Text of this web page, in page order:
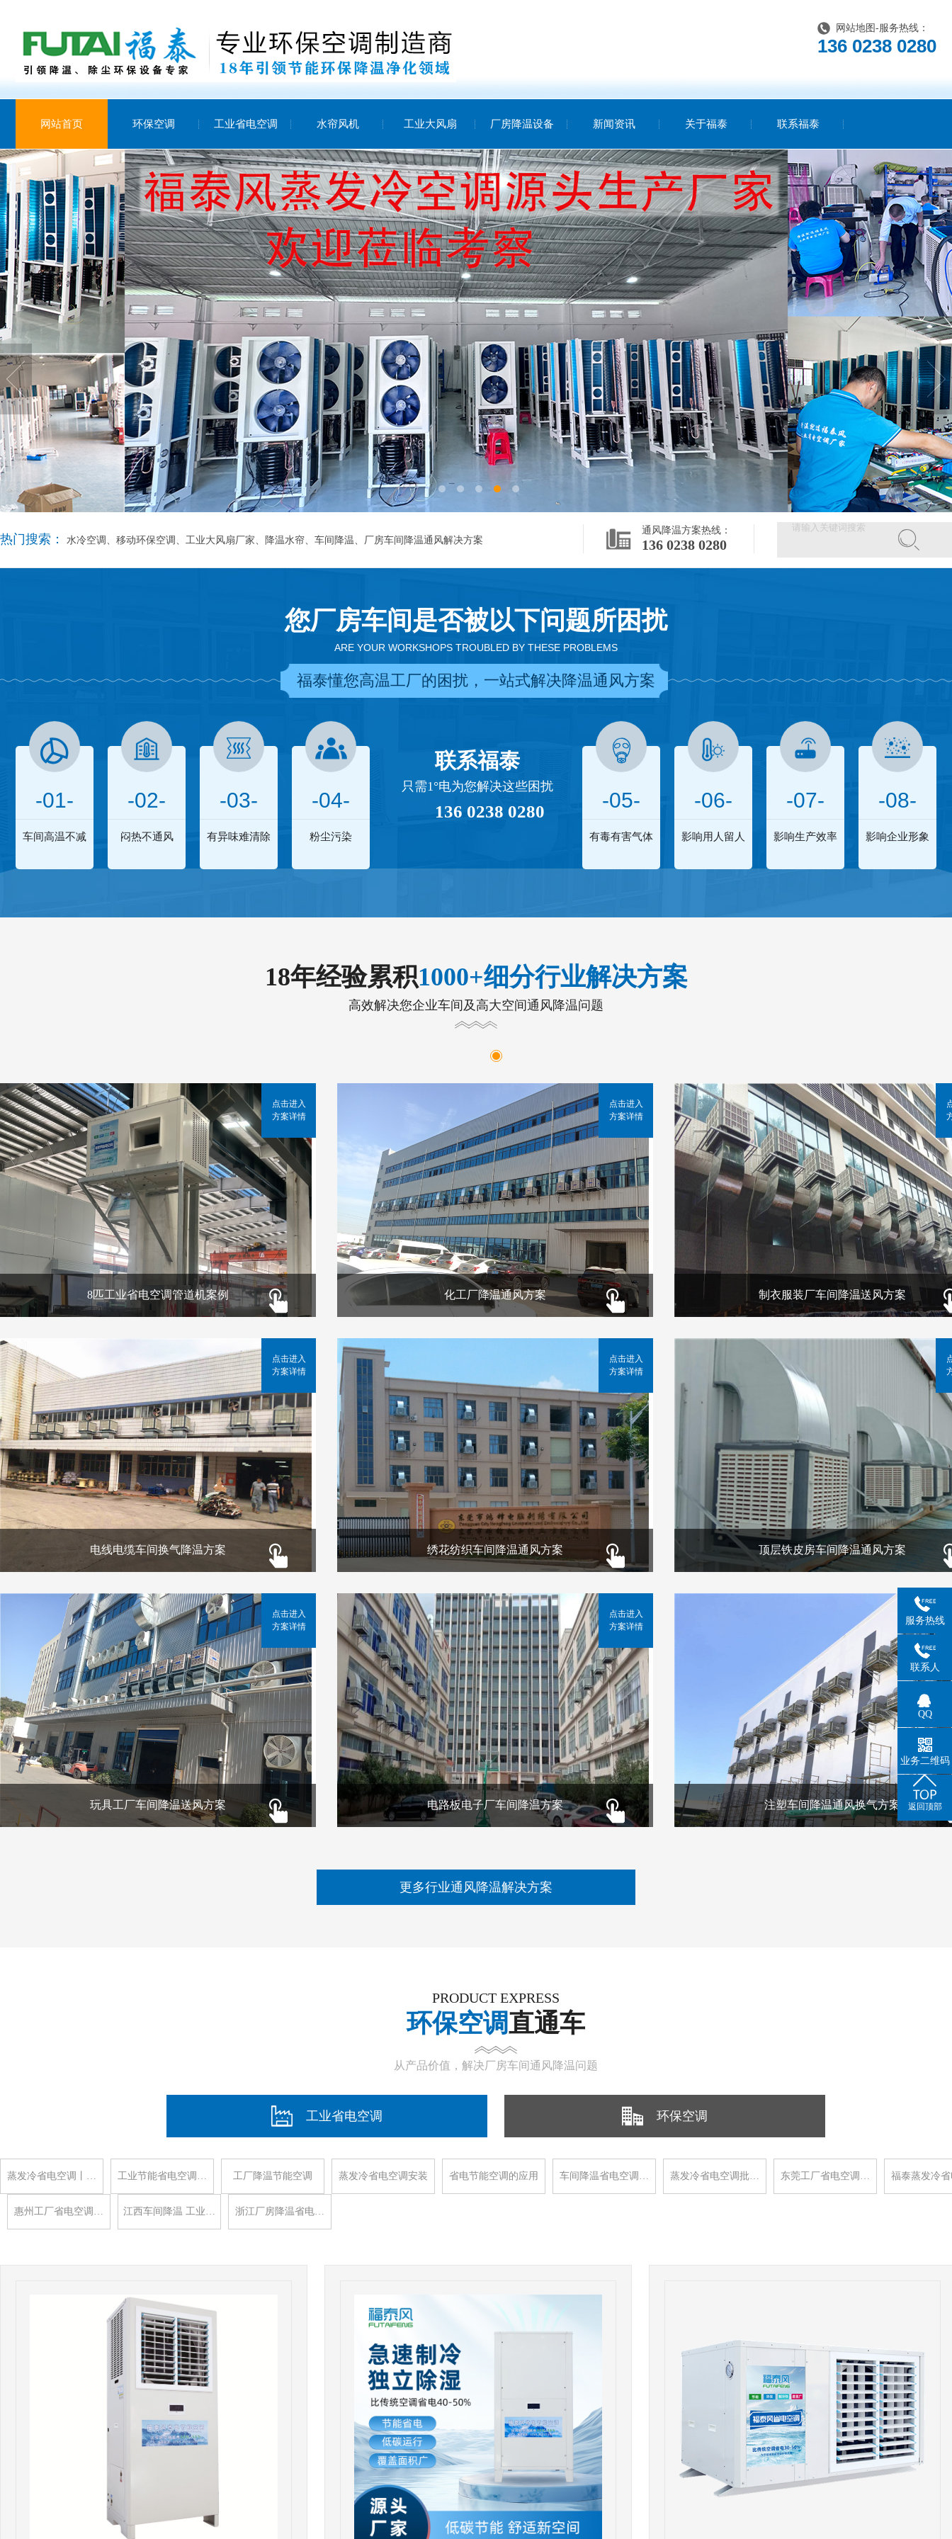
网站地图 -服务热线：
136 0238 0280
网站首页 环保空调 工业省电空调 水帘风机 工业大风扇 厂房降温设备 新闻资讯 关于福泰 联系福泰
热门搜索： 水冷空调、移动环保空调、工业大风扇厂家、降温水帘、车间降温、厂房车间降温通风解决方案
通风降温方案热线：
136 0238 0280
您厂房车间是否被以下问题所困扰
ARE YOUR WORKSHOPS TROUBLED BY THESE PROBLEMS
福泰懂您高温工厂的困扰，一站式解决降温通风方案
-01-
车间高温不减
-02-
闷热不通风
-03-
有异味难清除
-04-
粉尘污染
联系福泰
只需1°电为您解决这些困扰
136 0238 0280 -05-
有毒有害气体
-06-
影响用人留人
-07-
影响生产效率
-08-
影响企业形象
18年经验累积1000+细分行业解决方案
高效解决您企业车间及高大空间通风降温问题
8匹工业省电空调管道机案例
点击进入
方案详情
化工厂降温通风方案
点击进入
方案详情
制衣服装厂车间降温送风方案
电线电缆车间换气降温方案
点击进入
方案详情
绣花纺织车间降温通风方案
点击进入
方案详情
顶层铁皮房车间降温通风方案
玩具工厂车间降温送风方案
点击进入
方案详情
电路板电子厂车间降温方案
点击进入
方案详情
注塑车间降温通风换气方案
更多行业通风降温解决方案
PRODUCT EXPRESS
环保空调直通车
从产品价值，解决厂房车间通风降温问题
工业省电空调 环保空调
蒸发冷省电空调丨… 工业节能省电空调… 工厂降温节能空调 蒸发冷省电空调安装 省电节能空调的应用 车间降温省电空调… 蒸发冷省电空调批… 东莞工厂省电空调… 福泰蒸发冷
惠州工厂省电空调… 江西车间降温 工业… 浙江厂房降温省电…
服务热线
联系人
QQ
业务二维码
返回顶部